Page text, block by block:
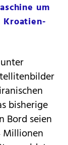
um
Kroatien-
bisherige
Bord seien
Millionen